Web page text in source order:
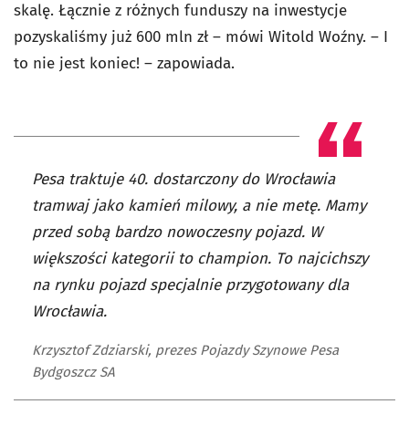
skalę. Łącznie z różnych funduszy na inwestycje
pozyskaliśmy już 600 mln zł – mówi Witold Woźny. – I
to nie jest koniec! – zapowiada.
Pesa traktuje 40. dostarczony do Wrocławia
tramwaj jako kamień milowy, a nie metę. Mamy
przed sobą bardzo nowoczesny pojazd. W
większości kategorii to champion. To najcichszy
na rynku pojazd specjalnie przygotowany dla
Wrocławia.
Krzysztof Zdziarski, prezes Pojazdy Szynowe Pesa
Bydgoszcz SA